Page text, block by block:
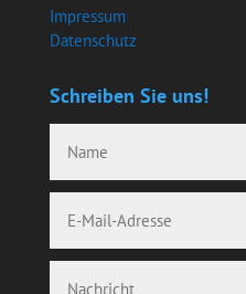
Impressum
Datenschutz
Schreiben Sie uns!